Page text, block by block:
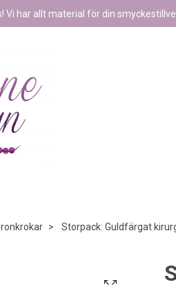
Vi har allt material för din
Storpack: Guldfärgat